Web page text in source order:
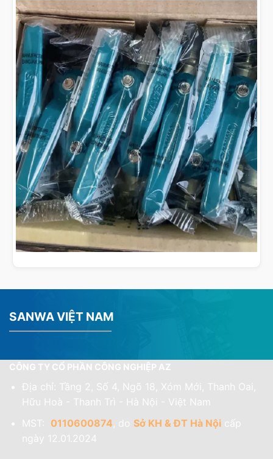
SANWA VIỆT NAM
CÔNG TY CỔ PHẦN CÔNG NGHIỆP AZ
Địa chỉ: Tầng 2, Số 4, Ngõ 18, Xóm Mới, Thanh Oai,
Hữu Hoà - Thanh Trì - Hà Nội - Việt Nam
MST: 0110600874 , do Sở KH & ĐT Hà Nộicấp
ngày 12.01.2024